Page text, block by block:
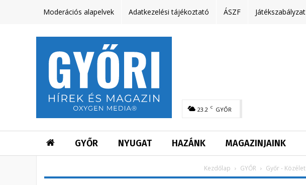
Moderációs alapelvek Adatkezelési tájékoztató ÁSZF Játékszabályzat
23.2 C GYŐR
GYŐR NYUGAT HAZÁNK MAGAZINJAINK
Kezdőlap GYŐR Győr - Közélet